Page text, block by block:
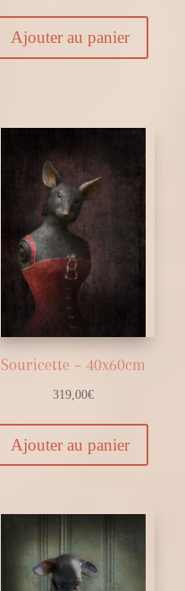
Ajouter au panier
Souricette – 40x60cm
319,00€
Ajouter au panier